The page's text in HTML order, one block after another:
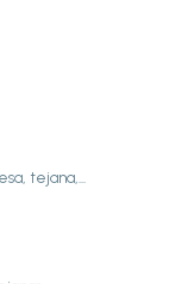
tejana,...